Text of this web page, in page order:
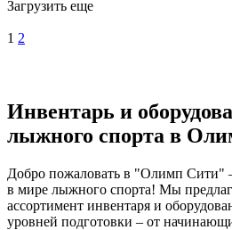
Загрузить еще
1 2
Инвентарь и
лыжного спорта в
Добро пожаловать в "Олимп Сити"
в мире лыжного спорта! Мы
ассортимент инвентаря и
уровней подготовки – от